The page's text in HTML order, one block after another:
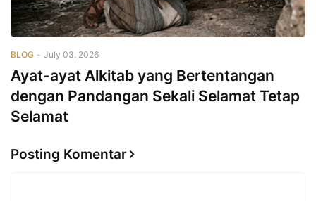
BLOG - July 03, 2026
Ayat-ayat Alkitab yang Bertentangan
dengan Pandangan Sekali Selamat Tetap
Selamat
Posting Komentar